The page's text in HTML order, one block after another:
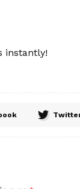
instantly!